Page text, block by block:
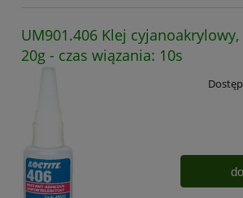
UM901.406 Klej
20g - czas wiązania: 10s